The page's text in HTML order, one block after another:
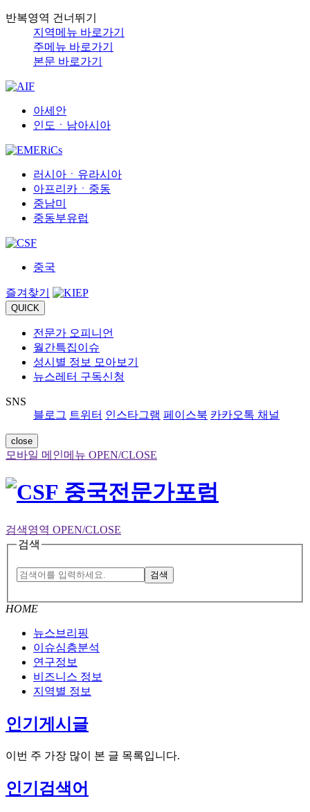
반복영역 건너뛰기
지역메뉴 바로가기
주메뉴 바로가기
본문 바로가기
아세안
인도ㆍ남아시아
러시아ㆍ유라시아
아프리카ㆍ중동
중남미
중동부유럽
중국
즐겨찾기
QUICK
전문가 오피니언
월간특집이슈
성시별 정보 모아보기
뉴스레터 구독신청
SNS
블로그 트위터 인스타그램 페이스북 카카오톡 채널
close
모바일 메인메뉴 OPEN/CLOSE
검색영역 OPEN/CLOSE
검색
검색
HOME
뉴스브리핑
이슈심층분석
연구정보
비즈니스 정보
지역별 정보
인기게시글
이번 주 가장 많이 본 글 목록입니다.
인기검색어